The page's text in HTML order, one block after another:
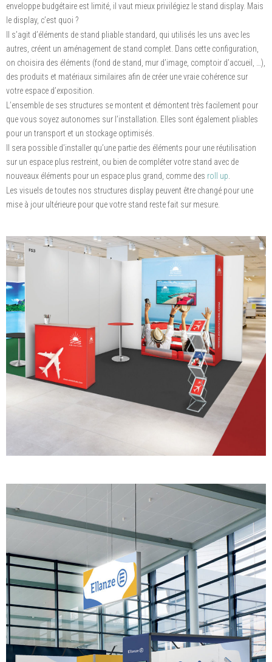
enveloppe budgétaire est limité, il vaut mieux privilégiez le stand display. Mais
le display, c’est quoi ?
Il s’agit d’éléments de stand pliable standard, qui utilisés les uns avec les
autres, créent un aménagement de stand complet. Dans cette configuration,
on choisira des éléments (fond de stand, mur d’image, comptoir d’accueil, …),
des produits et matériaux similaires afin de créer une vraie cohérence sur
votre espace d’exposition.
L’ensemble de ses structures se montent et démontent très facilement pour
que vous soyez autonomes sur l’installation. Elles sont également pliables
pour un transport et un stockage optimisés.
Il sera possible d’installer qu’une partie des éléments pour une réutilisation
sur un espace plus restreint, ou bien de compléter votre stand avec de
nouveaux éléments pour un espace plus grand, comme des roll up
Les visuels de toutes nos structures display peuvent être changé pour une
mise à jour ultérieure pour que votre stand reste fait sur mesure.